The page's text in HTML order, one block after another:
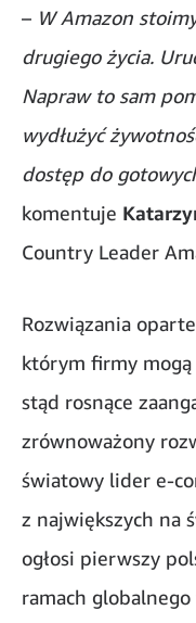
– W Amazon
drugiego życia.
Napraw to sam
wydłużyć
dostęp do
komentuje
Country Leader
Rozwiązania
którym firmy mogą
stąd rosnące
zrównoważony
światowy lider e-
z największych na
ogłosi pierwszy
ramach